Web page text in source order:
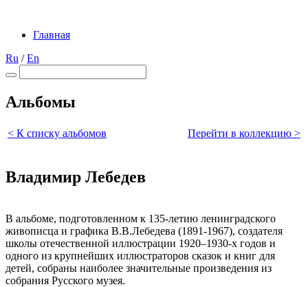
Главная
Ru /En
Альбомы
< К списку альбомов Перейти в коллекцию >
Владимир Лебедев
В альбоме, подготовленном к 135-летию ленинградского
живописца и графика В.В.Лебедева (1891-1967), создателя
школы отечественной иллюстрации 1920–1930-х годов и
одного из крупнейших иллюстраторов сказок и книг для
детей, собраны наиболее значительные произведения из
собрания Русского музея.